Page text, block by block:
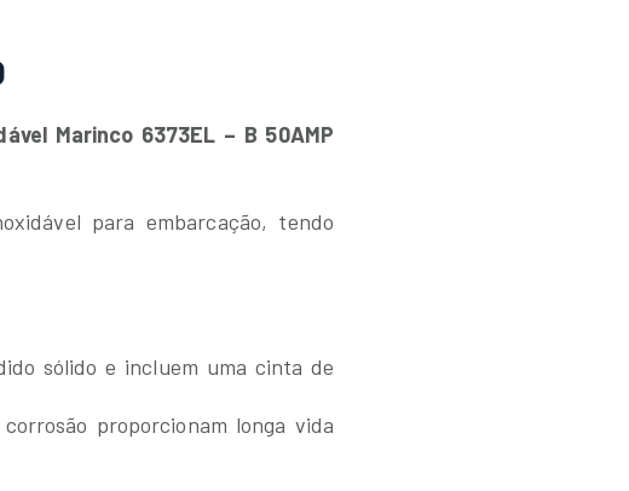
Marinco 6373EL – B 50AMP
para embarcação, tendo
sólido e incluem uma cinta de
proporcionam longa vida